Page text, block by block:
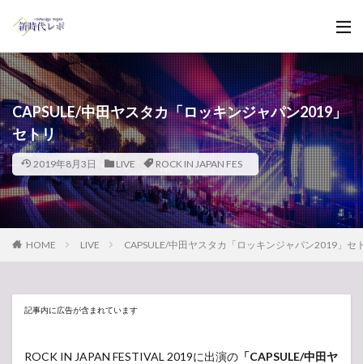
CAPSULE/中田ヤスタカ「ロッキンジャパン2019」
セトリ
2019年8月3日 LIVE ROCK IN JAPAN FES
HOME LIVE CAPSULE/中田ヤスタカ「ロッキンジャパン2019」セ
記事内に広告が含まれています
ROCK IN JAPAN FESTIVAL 2019に出演の 「CAPSULE/中田ヤ